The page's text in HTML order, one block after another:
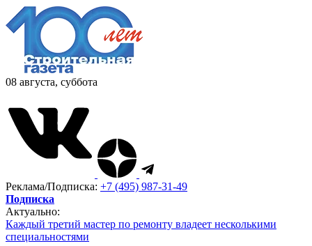
08 августа, суббота
Реклама/Подписка: +7 (495) 987-31-49
Подписка
Актуально:
Каждый третий мастер по ремонту владеет несколькими
специальностями